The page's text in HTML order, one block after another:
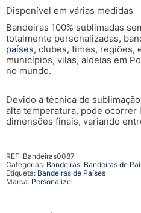
Disponível em várias medidas
Bandeiras 100% sublimadas
totalmente personalizadas,
países, clubes, times, regiões,
municípios, vilas, aldeias em
no mundo.
Devido a técnica de
alta temperatura, pode ocorrer
dimensões finais, variando
REF: Bandeiras0087
Categorias: Bandeiras, Bandeiras de
Etiqueta: Bandeiras de Países
Marca: Personalizei